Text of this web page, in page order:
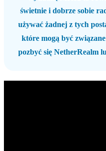
świetnie i dobrze sobie
używać żadnej z tych
które mogą być
pozbyć się NetherRealm